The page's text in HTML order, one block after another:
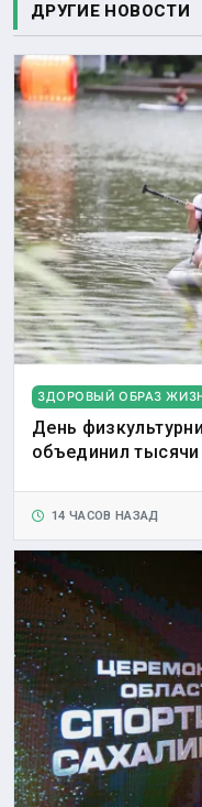
ДРУГИЕ НОВОСТИ
ЗДОРОВЫЙ ОБРАЗ
День
объединил тысячи
14 ЧАСОВ НАЗАД